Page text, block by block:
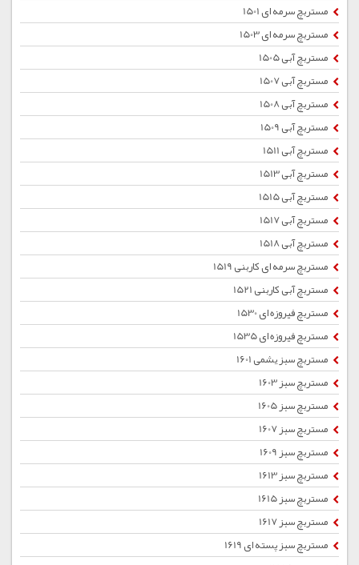
مستربچ سرمه ای 1501
مستربچ سرمه ای 1503
مستربچ آبی 1505
مستربچ آبی 1507
مستربچ آبی 1508
مستربچ آبی 1509
مستربچ آبی 1511
مستربچ آبی 1513
مستربچ آبی 1515
مستربچ آبی 1517
مستربچ آبی 1518
مستربچ سرمه ای کاربنی 1519
مستربچ آبی کاربنی 1521
مستربچ فیروزه ای 1530
مستربچ فیروزه ای 1535
مستربچ سبز یشمی 1601
مستربچ سبز 1603
مستربچ سبز 1605
مستربچ سبز 1607
مستربچ سبز 1609
مستربچ سبز 1613
مستربچ سبز 1615
مستربچ سبز 1617
مستربچ سبز پسته ای 1619